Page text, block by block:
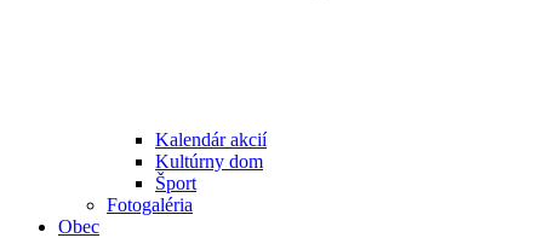
Kalendár akcií
Kultúrny dom
Šport
Fotogaléria
Obec